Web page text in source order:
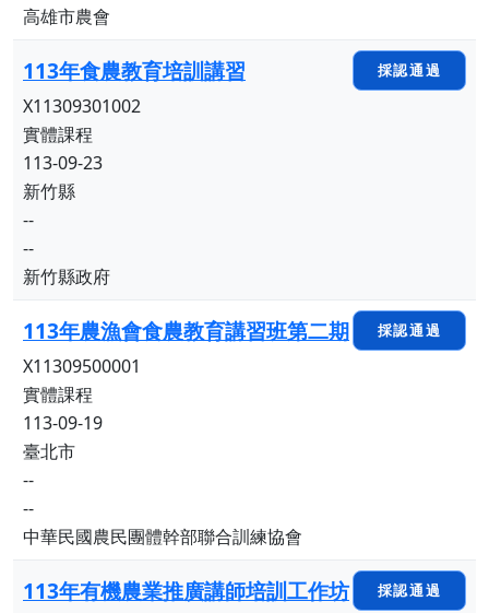
高雄市農會
X11309301002
實體課程
113年食農教育培訓講習
113-09-23
新竹縣
--
--
新竹縣政府
採認通過
X11309500001
實體課程
113年農漁會食農教育講習班第二期
113-09-19
臺北市
--
--
中華民國農民團體幹部聯合訓練協會
採認通過
113年有機農業推廣講師培訓工作坊 採認通過